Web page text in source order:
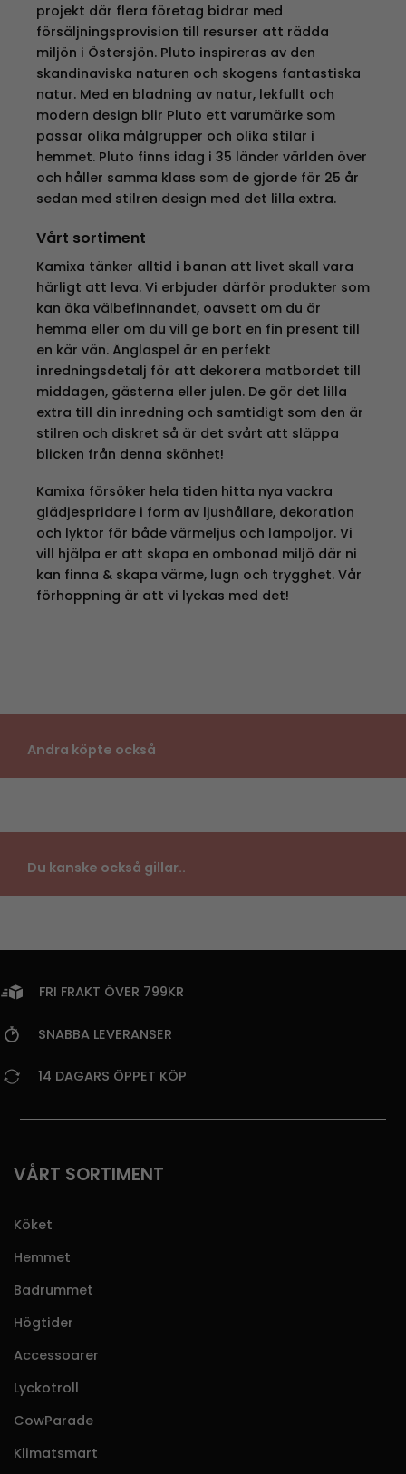
projekt där flera företag bidrar med
försäljningsprovision till resurser att rädda
miljön i Östersjön. Pluto inspireras av den
skandinaviska naturen och skogens fantastiska
natur. Med en bladning av natur, lekfullt och
modern design blir Pluto ett varumärke som
passar olika målgrupper och olika stilar i
hemmet. Pluto finns idag i 35 länder världen över
och håller samma klass som de gjorde för 25 år
sedan med stilren design med det lilla extra.
Vårt sortiment
Kamixa tänker alltid i banan att livet skall vara
härligt att leva. Vi erbjuder därför produkter som
kan öka välbefinnandet, oavsett om du är
hemma eller om du vill ge bort en fin present till
en kär vän. Änglaspel är en perfekt
inredningsdetalj för att dekorera matbordet till
middagen, gästerna eller julen. De gör det lilla
extra till din inredning och samtidigt som den är
stilren och diskret så är det svårt att släppa
blicken från denna skönhet!
Kamixa försöker hela tiden hitta nya vackra
glädjespridare i form av ljushållare, dekoration
och lyktor för både värmeljus och lampoljor. Vi
vill hjälpa er att skapa en ombonad miljö där ni
kan finna & skapa värme, lugn och trygghet. Vår
förhoppning är att vi lyckas med det!
Andra köpte också
Du kanske också gillar..
FRI FRAKT ÖVER 799KR
SNABBA LEVERANSER
14 DAGARS ÖPPET KÖP
VÅRT SORTIMENT
Köket
Hemmet
Badrummet
Högtider
Accessoarer
Lyckotroll
CowParade
Klimatsmart